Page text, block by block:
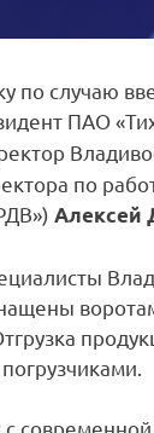
по случаю
ПАО
по
Алексей